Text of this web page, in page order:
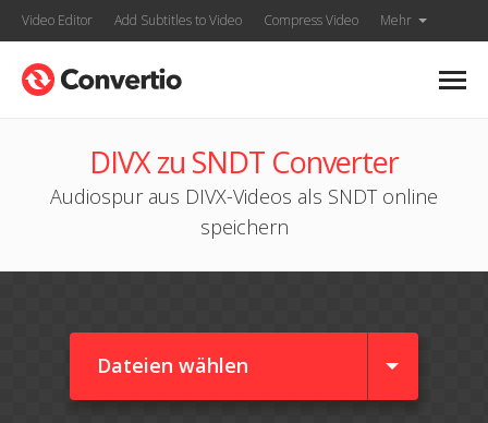
Video Editor Add Subtitles to Video Compress Video Mehr
DIVX zu SNDT Converter
Audiospur aus DIVX-Videos als SNDT online
speichern
Dateien wählen